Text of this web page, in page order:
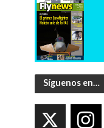
Síguenos en…